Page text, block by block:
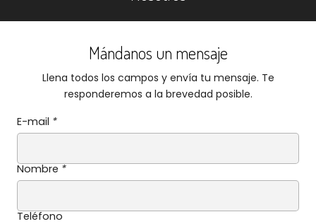
Mándanos un mensaje
Llena todos los campos y envía tu mensaje. Te
responderemos a la brevedad posible.
E-mail *
Nombre *
Teléfono